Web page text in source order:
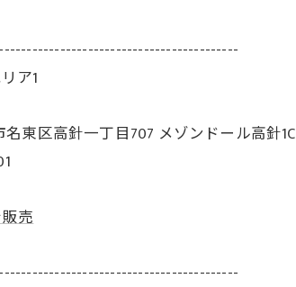
ア1
東区高針一丁目707 メゾンドール高針1C
売